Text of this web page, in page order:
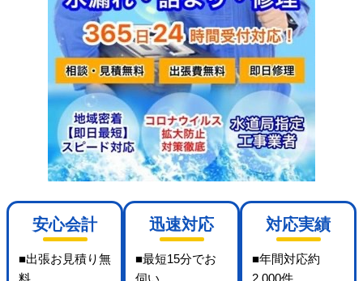
安心会計
■出張お見積り無
料
迅速対応
■最短15分でお
伺い
対応実績
■年間対応約
2,000件